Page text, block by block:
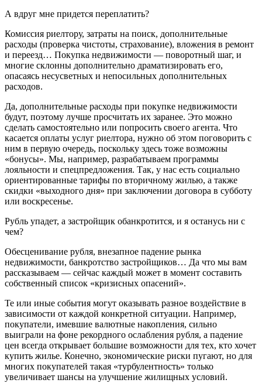
А вдруг мне придется переплатить?
Комиссия риелтору, затраты на поиск, дополнительные
расходы (проверка чистоты, страхование), вложения в ремонт
и переезд… Покупка недвижимости — поворотный шаг, и
многие склонны дополнительно драматизировать его,
опасаясь несусветных и непосильных дополнительных
расходов.
Да, дополнительные расходы при покупке недвижимости
будут, поэтому лучше просчитать их заранее. Это можно
сделать самостоятельно или попросить своего агента. Что
касается оплаты услуг риелтора, нужно об этом поговорить с
ним в первую очередь, поскольку здесь тоже возможны
«бонусы». Мы, например, разрабатываем программы
лояльности и спецпредложения. Так, у нас есть социально
ориентированные тарифы по вторичному жилью, а также
скидки «выходного дня» при заключении договора в субботу
или воскресенье.
Рубль упадет, а застройщик обанкротится, и я останусь ни с
чем?
Обесценивание рубля, внезапное падение рынка
недвижимости, банкротство застройщиков… Да что мы вам
рассказываем — сейчас каждый может в момент составить
собственный список «кризисных опасений».
Те или иные события могут оказывать разное воздействие в
зависимости от каждой конкретной ситуации. Например,
покупатели, имевшие валютные накопления, сильно
выиграли на фоне рекордного ослабления рубля, а падение
цен всегда открывает большие возможности для тех, кто хочет
купить жилье. Конечно, экономические риски пугают, но для
многих покупателей такая «турбулентность» только
увеличивает шансы на улучшение жилищных условий.